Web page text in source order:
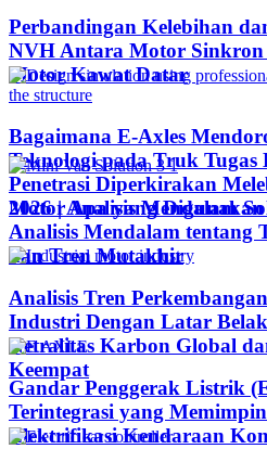
Perbandingan Kelebihan
NVH Antara Motor Sinkron
Motor Kawat Datar
Bagaimana E-Axles
Teknologi pada Truk
Penetrasi Diperkirakan
2026 | Analisis Mendalam
Motor Apa yang
Analisis Mendalam tentang
dan Tren Mutakhir
Analisis Tren
Industri Dengan Latar
Netralitas Karbon Global
Keempat
Gandar Penggerak Listrik
Terintegrasi yang
Elektrifikasi Kendaraan